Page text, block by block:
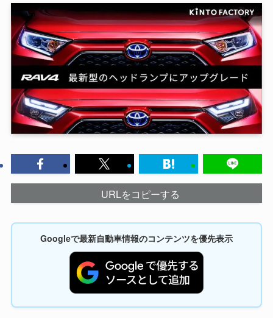
URLをコピーする
Googleで最新自動車情報のコンテンツを優先表示